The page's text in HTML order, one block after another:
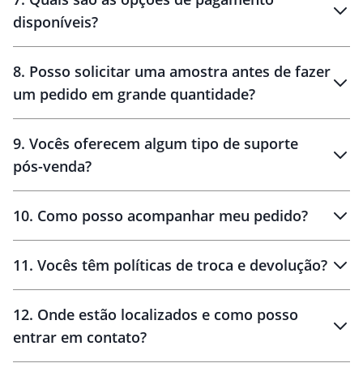
10 dias
brinde
48 horas
disponíveis?
8. Posso solicitar uma amostra antes de fazer
um pedido em grande quantidade?
amostras
9. Vocês oferecem algum tipo de suporte
pós-venda?
10. Como posso acompanhar meu pedido?
11. Vocês têm políticas de troca e devolução?
30 dias
12. Onde estão localizados e como posso
entrar em contato?